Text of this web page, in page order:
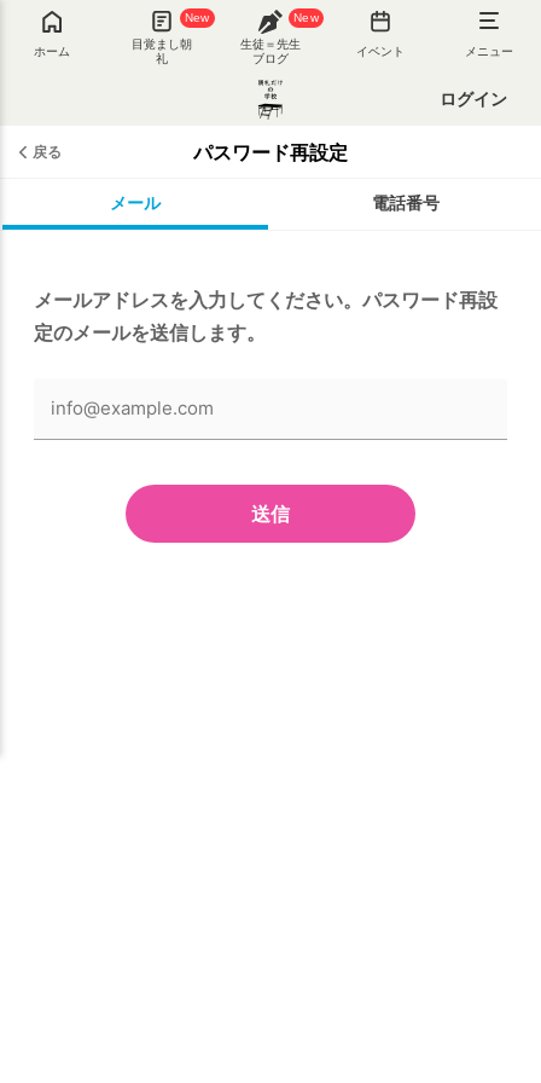
ホーム
New
目覚まし朝
礼
New
生徒＝先生
ブログ
イベント メニュー
ログイン
戻る パスワード再設定
メール 電話番号
メールアドレスを入力してください。パスワード再設
定のメールを送信します。
送信